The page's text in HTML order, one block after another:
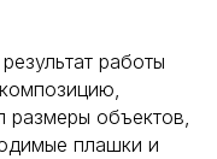
работы
размеры объектов,
плашки и